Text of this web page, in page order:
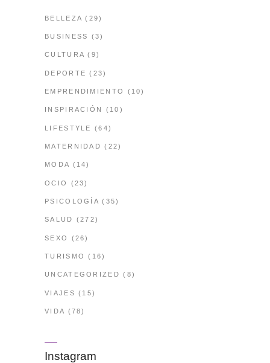
BELLEZA (29)
BUSINESS (3)
CULTURA (9)
DEPORTE (23)
EMPRENDIMIENTO (10)
INSPIRACIÓN (10)
LIFESTYLE (64)
MATERNIDAD (22)
MODA (14)
OCIO (23)
PSICOLOGÍA (35)
SALUD (272)
SEXO (26)
TURISMO (16)
UNCATEGORIZED (8)
VIAJES (15)
VIDA (78)
Instagram